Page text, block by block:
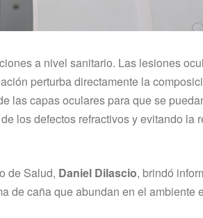
a nivel sanitario. Las lesiones
perturba directamente la
las capas oculares para que se
los defectos refractivos y evitando la
de Salud, Daniel Dilascio, brindó
de caña que abundan en el ambiente